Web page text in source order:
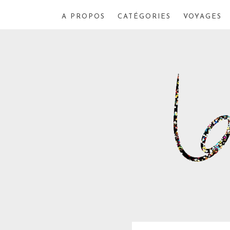
A PROPOS CATÉGORIES VOYAGES